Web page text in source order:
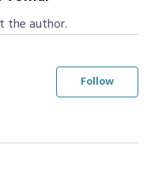
the author.
Follow